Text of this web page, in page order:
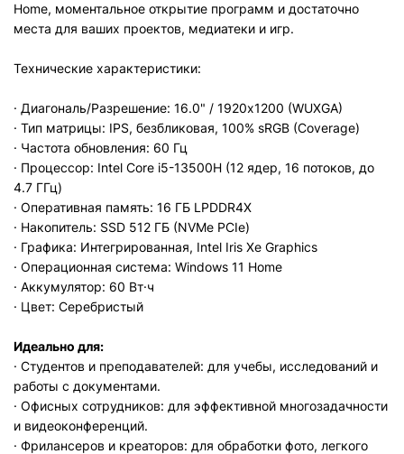
Home, моментальное открытие программ и достаточно
места для ваших проектов, медиатеки и игр.
Технические характеристики:
· Диагональ/Разрешение: 16.0" / 1920x1200 (WUXGA)
· Тип матрицы: IPS, безбликовая, 100% sRGB (Coverage)
· Частота обновления: 60 Гц
· Процессор: Intel Core i5-13500H (12 ядер, 16 потоков, до
4.7 ГГц)
· Оперативная память: 16 ГБ LPDDR4X
· Накопитель: SSD 512 ГБ (NVMe PCIe)
· Графика: Интегрированная, Intel Iris Xe Graphics
· Операционная система: Windows 11 Home
· Аккумулятор: 60 Вт·ч
· Цвет: Серебристый
Идеально для:
· Студентов и преподавателей: для учебы, исследований и
работы с документами.
· Офисных сотрудников: для эффективной многозадачности
и видеоконференций.
· Фрилансеров и креаторов: для обработки фото, легкого